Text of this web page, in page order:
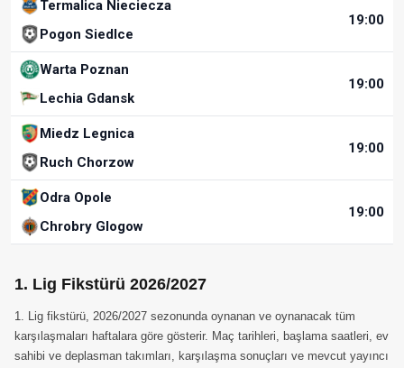
Termalica Nieciecza
Pogon Siedlce
19:00
Warta Poznan
Lechia Gdansk
19:00
Miedz Legnica
Ruch Chorzow
19:00
Odra Opole
Chrobry Glogow
19:00
1. Lig Fikstürü 2026/2027
1. Lig fikstürü, 2026/2027 sezonunda oynanan ve oynanacak tüm
karşılaşmaları haftalara göre gösterir. Maç tarihleri, başlama saatleri, ev
sahibi ve deplasman takımları, karşılaşma sonuçları ve mevcut yayıncı